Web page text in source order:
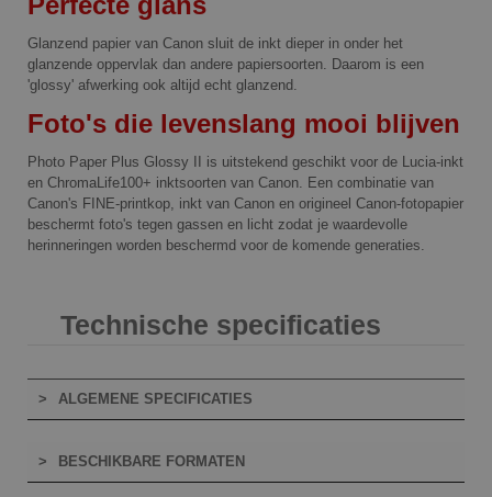
Glanzend papier van Canon sluit de inkt dieper in onder het
glanzende oppervlak dan andere papiersoorten. Daarom is een
'glossy' afwerking ook altijd echt glanzend.
Foto's die levenslang mooi blijven
Photo Paper Plus Glossy II is uitstekend geschikt voor de Lucia-inkt
en ChromaLife100+ inktsoorten van Canon. Een combinatie van
Canon's FINE-printkop, inkt van Canon en origineel Canon-fotopapier
beschermt foto's tegen gassen en licht zodat je waardevolle
herinneringen worden beschermd voor de komende generaties.
Technische specificaties
ALGEMENE SPECIFICATIES
BESCHIKBARE FORMATEN